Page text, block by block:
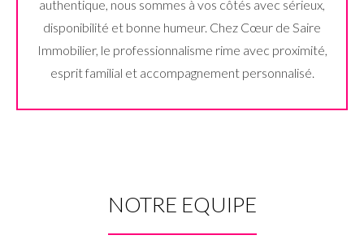
authentique, nous sommes à vos côtés avec sérieux,
disponibilité et bonne humeur. Chez Cœur de Saire
Immobilier, le professionnalisme rime avec proximité,
esprit familial et accompagnement personnalisé.
NOTRE EQUIPE